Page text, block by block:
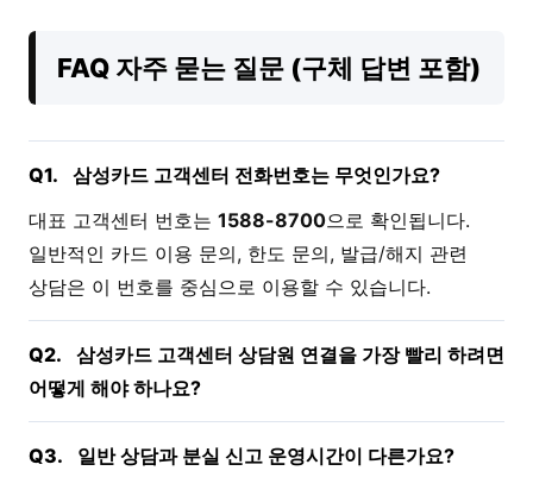
FAQ 자주 묻는 질문 (구체 답변 포함)
Q1.
삼성카드 고객센터 전화번호는 무엇인가요?
대표 고객센터 번호는 1588-8700으로 확인됩니다.
일반적인 카드 이용 문의, 한도 문의, 발급/해지 관련
상담은 이 번호를 중심으로 이용할 수 있습니다.
Q2.
삼성카드 고객센터 상담원 연결을 가장 빨리 하려면
어떻게 해야 하나요?
Q3. 일반 상담과 분실 신고 운영시간이 다른가요?